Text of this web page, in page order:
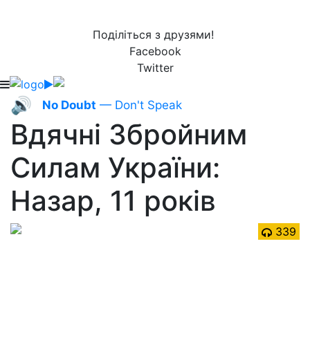
Поділіться з друзями!
Facebook
Twitter
🔊 No Doubt — Don't Speak
Вдячні Збройним
Силам України:
Назар, 11 років
339